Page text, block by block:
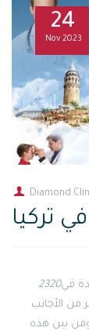
24
Nov 2023
Diamond
تركيا
في
من الأجانب
ومن بين هذه